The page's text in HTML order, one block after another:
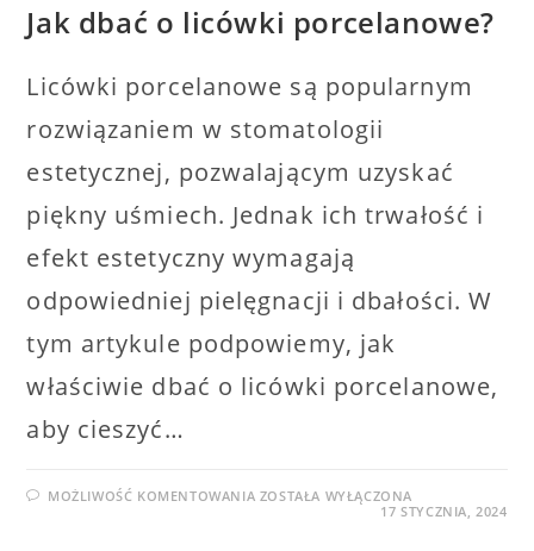
Jak dbać o licówki porcelanowe?
Licówki porcelanowe są popularnym
rozwiązaniem w stomatologii
estetycznej, pozwalającym uzyskać
piękny uśmiech. Jednak ich trwałość i
efekt estetyczny wymagają
odpowiedniej pielęgnacji i dbałości. W
tym artykule podpowiemy, jak
właściwie dbać o licówki porcelanowe,
aby cieszyć…
MOŻLIWOŚĆ KOMENTOWANIA JAK
ZOSTAŁA WYŁĄCZONA
17 STYCZNIA, 2024